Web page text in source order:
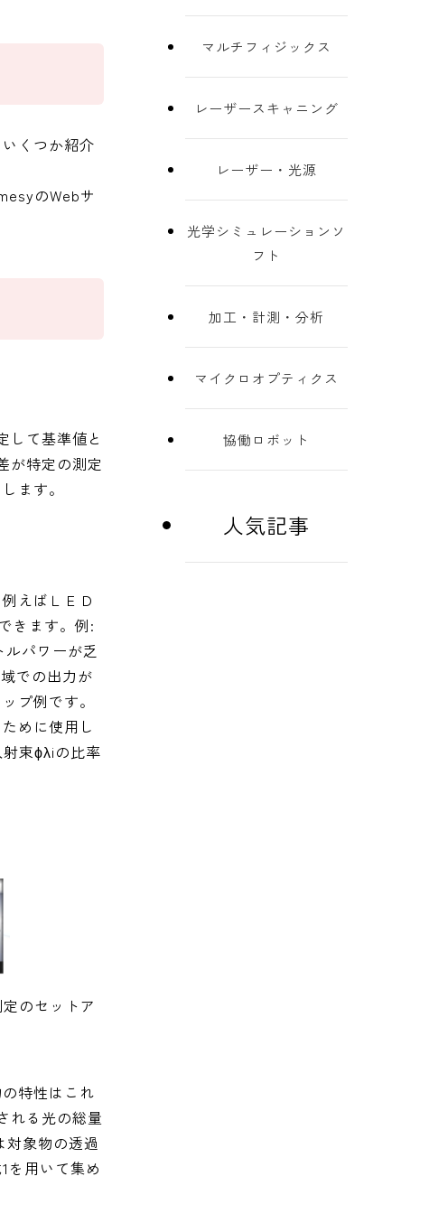
くつか紹介
のWebサ
して基準値と
が特定の測定
ます。
えばＬＥＤ
きます。例:
パワーが乏
での出力が
プ例です。
めに使用し
束ϕλiの比率
のセットア
特性はこれ
れる光の総量
象物の透過
用いて集め
マルチフィジックス
レーザースキャニング
レーザー・光源
光学シミュレーションソ
フト
加工・計測・分析
マイクロオプティクス
協働ロボット
人気記事